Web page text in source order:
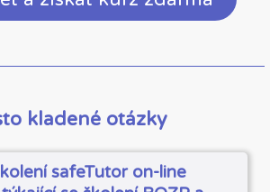
kladené otázky
safeTutor on-line